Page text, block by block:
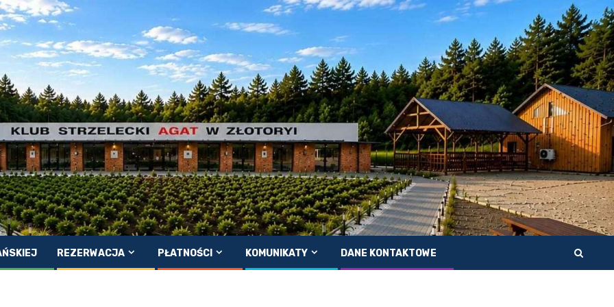
REZERWACJA PŁATNOŚCI KOMUNIKATY DANE KONTAKTOWE